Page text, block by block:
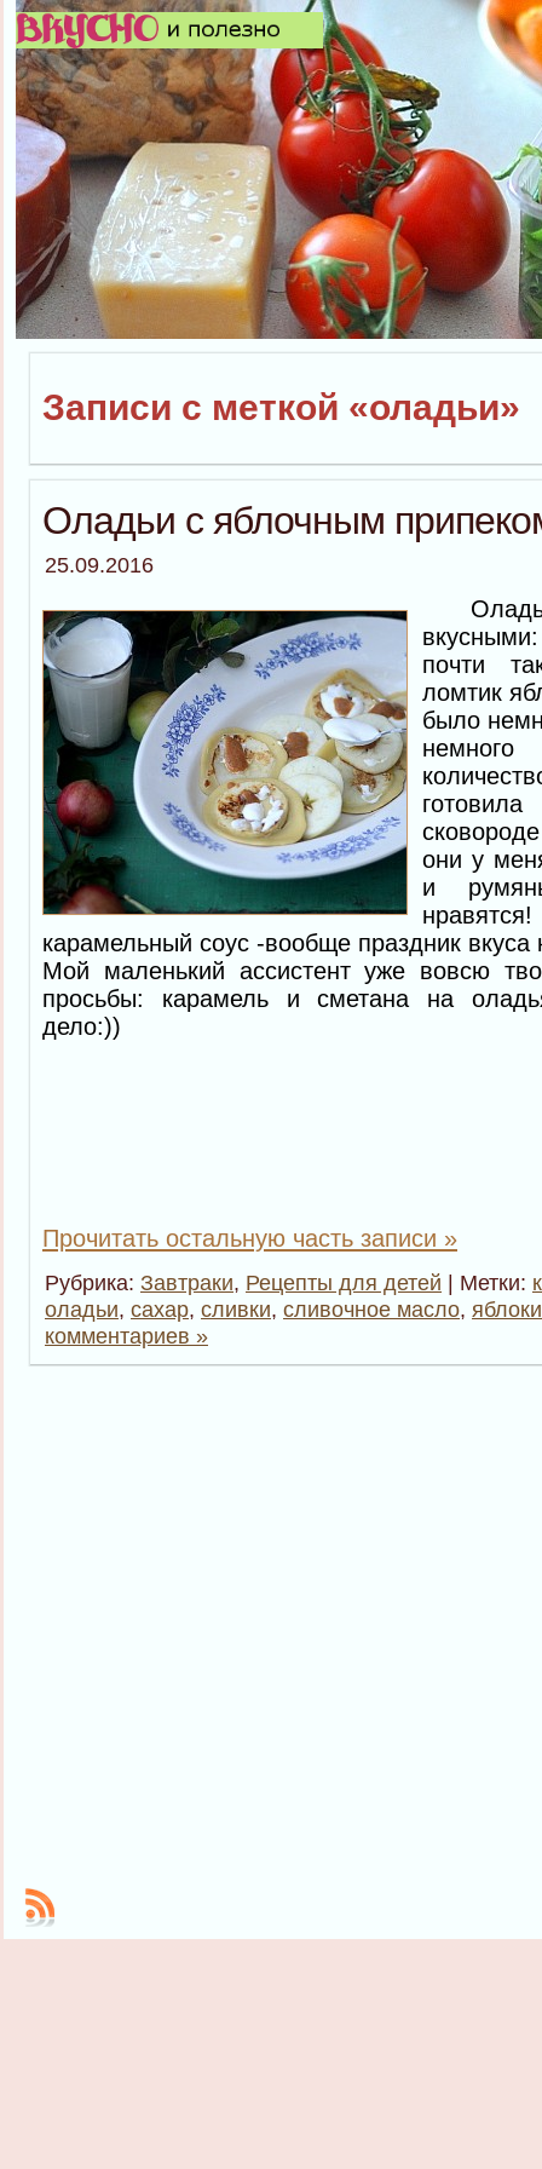
Записи с меткой «оладьи»
Оладьи с яблочным
25.09.2016
почти
ломтик
было
немного
готовила
они у
и
карамельный соус -вообще праздник вкуса
Мой маленький ассистент уже вовсю
просьбы: карамель и сметана на
дело:))
Прочитать остальную часть записи »
Рубрика: Завтраки, Рецепты для детей | Метки:
оладьи, сахар, сливки, сливочное масло, яблоки
комментариев »